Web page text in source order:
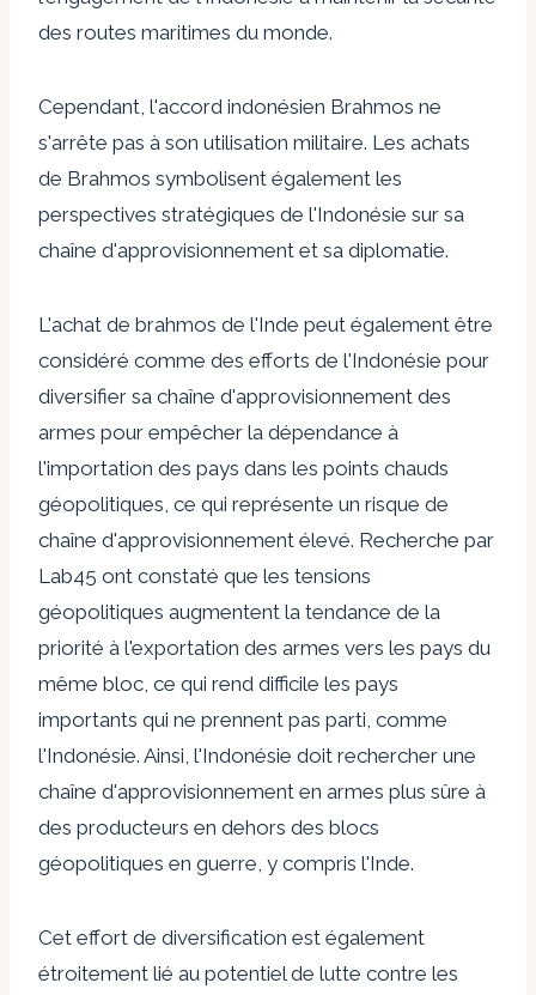
des routes maritimes du monde.
Cependant, l'accord indonésien Brahmos ne
s'arrête pas à son utilisation militaire. Les achats
de Brahmos symbolisent également les
perspectives stratégiques de l'Indonésie sur sa
chaîne d'approvisionnement et sa diplomatie.
L'achat de brahmos de l'Inde peut également être
considéré comme des efforts de l'Indonésie pour
diversifier sa chaîne d'approvisionnement des
armes pour empêcher la dépendance à
l'importation des pays dans les points chauds
géopolitiques, ce qui représente un risque de
chaîne d'approvisionnement élevé. Recherche par
Lab45 ont constaté que les tensions
géopolitiques augmentent la tendance de la
priorité à l'exportation des armes vers les pays du
même bloc, ce qui rend difficile les pays
importants qui ne prennent pas parti, comme
l'Indonésie. Ainsi, l'Indonésie doit rechercher une
chaîne d'approvisionnement en armes plus sûre à
des producteurs en dehors des blocs
géopolitiques en guerre, y compris l'Inde.
Cet effort de diversification est également
étroitement lié au potentiel de lutte contre les